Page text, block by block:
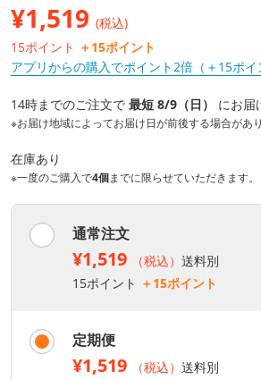
¥1,519 (税込)
15ポイント ＋15ポイント
アプリからの購入でポイント2倍（＋15ポイ
14時までのご注文で 最短 8/9（日） にお届
※お届け地域によってお届け日が前後する場合があり
在庫あり
※一度のご購入で4個までに限らせていただきます。
通常注文
¥1,519 （税込） 送料別
15ポイント ＋15ポイント
定期便
¥1,519 （税込） 送料別